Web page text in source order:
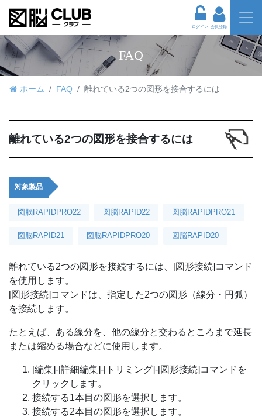
ログイン 会員登録
FAQ
ホーム FAQ 離れている2つの図形を接合するには
離れている2つの図形を接合するには
対象製品
図脳RAPIDPRO22 図脳RAPID22 図脳RAPIDPRO21
図脳RAPID21 図脳RAPIDPRO20 図脳RAPID20
離れている2つの図形を接続するには、[図形接続]コマンド
を使用します。
[図形接続]コマンドは、指定した2つの図形（線分・円弧）
を接続します。
たとえば、ある線分を、他の線分と交わるところまで延長
または縮める場合などに使用します。
[編集]-[詳細編集]-[トリミング]-[図形接続]コマンドを
クリックします。
接続する1本目の図形を選択します。
接続する2本目の図形を選択します。